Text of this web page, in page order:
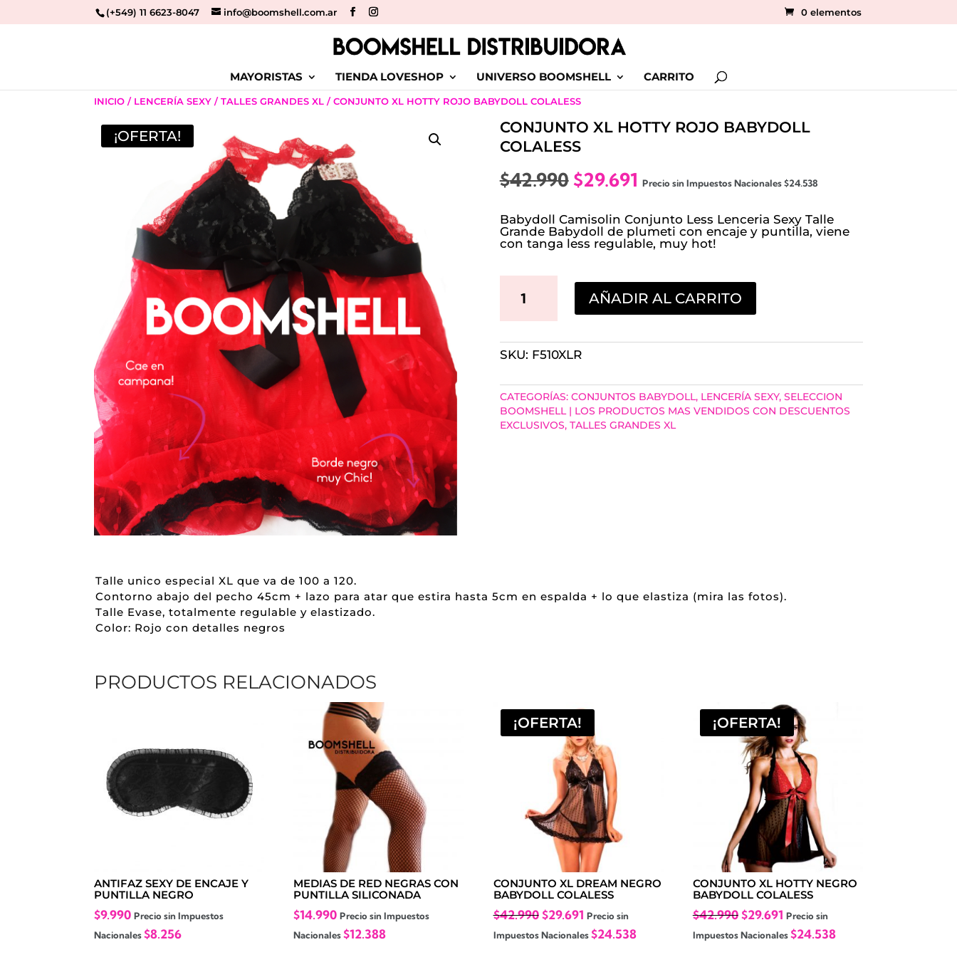
(+549) 11 6623-8047 info@boomshell.com.ar 0 elementos
MAYORISTAS TIENDA LOVESHOP UNIVERSO BOOMSHELL CARRITO
INICIO / LENCERÍA SEXY /TALLES GRANDES XL / CONJUNTO XL HOTTY ROJO BABYDOLL COLALESS
¡OFERTA!
CONJUNTO XL HOTTY ROJO BABYDOLL
COLALESS
$42.990 El
original
era:
$42.990.
$29.691 El
actual
es:
$29.691.
Precio sin Impuestos Nacionales$24.538
Babydoll Camisolin Conjunto Less Lenceria Sexy Talle
Grande Babydoll de plumeti con encaje y puntilla, viene
con tanga less regulable, muy hot!
ROJO
BABYDOLL
COLALESS
CANTIDAD
AÑADIR AL CARRITO
SKU: F510XLR
CATEGORÍAS: CONJUNTOS BABYDOLL, LENCERÍA SEXY, SELECCION
BOOMSHELL | LOS PRODUCTOS MAS VENDIDOS CON DESCUENTOS
EXCLUSIVOS, TALLES GRANDES XL
Talle unico especial XL que va de 100 a 120.
Contorno abajo del pecho 45cm + lazo para atar que estira hasta 5cm en espalda + lo que elastiza (mira las fotos).
Talle Evase, totalmente regulable y elastizado.
Color: Rojo con detalles negros
PRODUCTOS RELACIONADOS
ANTIFAZ SEXY DE ENCAJE Y
PUNTILLA NEGRO
$9.990 Precio sin Impuestos
Nacionales$8.256
MEDIAS DE RED NEGRAS CON
PUNTILLA SILICONADA
$14.990 Precio sin Impuestos
Nacionales$12.388
¡OFERTA!
CONJUNTO XL DREAM NEGRO
BABYDOLL COLALESS
$42.990 El
precio
$29.691El
precio
Precio sin
Impuestos Nacionales$24.538
¡OFERTA!
CONJUNTO XL HOTTY NEGRO
BABYDOLL COLALESS
$42.990 El
precio
$29.691El
precio
Precio sin
Impuestos Nacionales$24.538